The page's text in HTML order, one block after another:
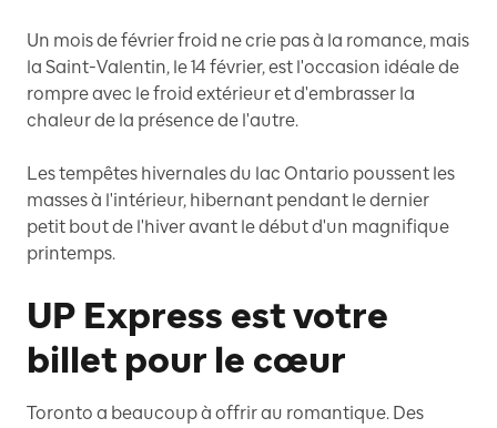
Un mois de février froid ne crie pas à la romance, mais
la Saint-Valentin, le 14 février, est l'occasion idéale de
rompre avec le froid extérieur et d'embrasser la
chaleur de la présence de l'autre.
Les tempêtes hivernales du lac Ontario poussent les
masses à l'intérieur, hibernant pendant le dernier
petit bout de l'hiver avant le début d'un magnifique
printemps.
UP Express est votre
billet pour le cœur
Toronto a beaucoup à offrir au romantique. Des